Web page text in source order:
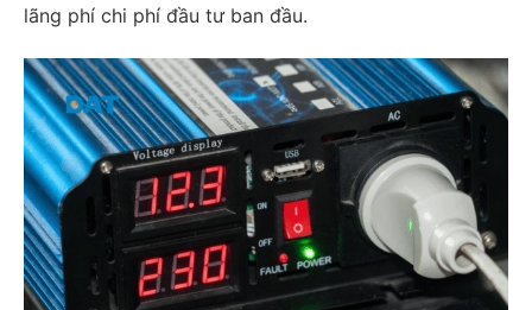
lãng phí chi phí đầu tư ban đầu.